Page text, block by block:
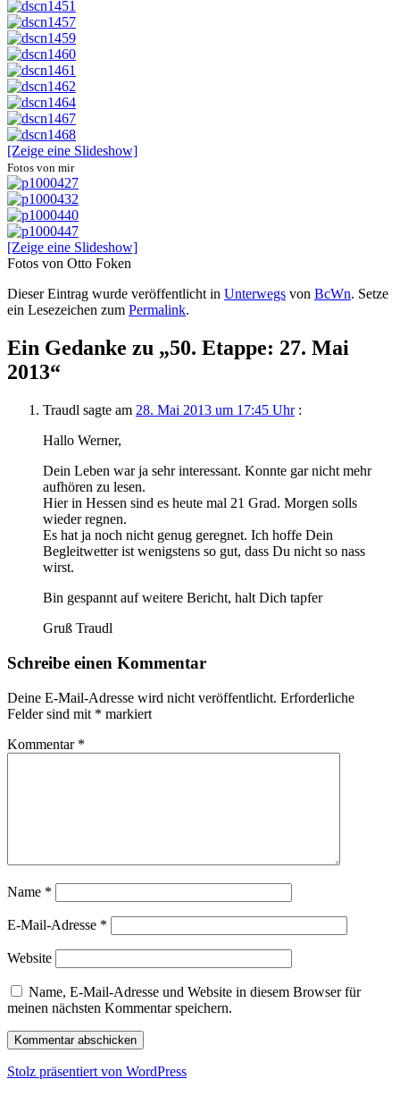
[Zeige eine Slideshow]
Fotos von mir
[Zeige eine Slideshow]
Fotos von Otto Foken
Dieser Eintrag wurde veröffentlicht in Unterwegs von BcWn. Setze
ein Lesezeichen zum Permalink.
Ein Gedanke zu „50. Etappe: 27. Mai
2013“
Traudl sagte am 28. Mai 2013 um 17:45 Uhr :
Hallo Werner,
Dein Leben war ja sehr interessant. Konnte gar nicht mehr
aufhören zu lesen.
Hier in Hessen sind es heute mal 21 Grad. Morgen solls
wieder regnen.
Es hat ja noch nicht genug geregnet. Ich hoffe Dein
Begleitwetter ist wenigstens so gut, dass Du nicht so nass
wirst.
Bin gespannt auf weitere Bericht, halt Dich tapfer
Gruß Traudl
Schreibe einen Kommentar
Deine E-Mail-Adresse wird nicht veröffentlicht. Erforderliche
Felder sind mit * markiert
Kommentar *
Name *
E-Mail-Adresse *
Website
Name, E-Mail-Adresse und Website in diesem Browser für
meinen nächsten Kommentar speichern.
Stolz präsentiert von WordPress